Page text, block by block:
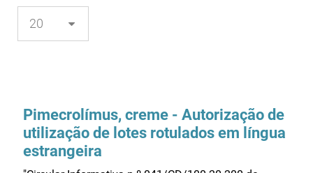
Certificação
Controlo de qualidade
Cosméticos
Pimecrolímus, creme - Autorização de
utilização de lotes rotulados em língua
estrangeira